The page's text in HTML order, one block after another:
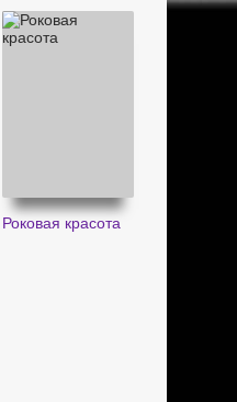
Роковая красота